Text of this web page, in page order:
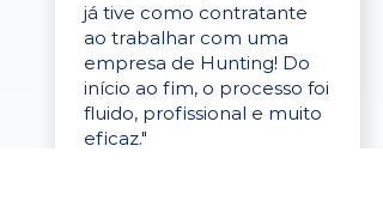
já tive como contratante
ao trabalhar com uma
empresa de Hunting! Do
início ao fim, o processo foi
fluido, profissional e muito
eficaz."